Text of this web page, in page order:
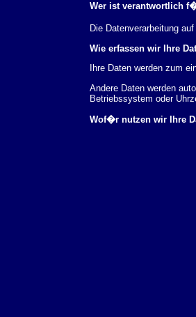
Wer ist verantwortlich
Die Datenverarbeitung
Wie erfassen wir Ihre
Ihre Daten werden zum
Andere Daten werden
Betriebssystem oder
Wof�r nutzen wir Ihre